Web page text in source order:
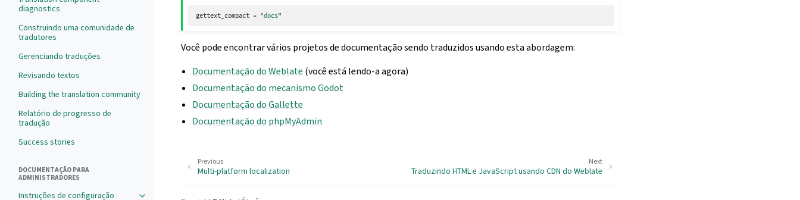
diagnostics
Construindo uma comunidade de
tradutores
Gerenciando traduções
Revisando textos
Building the translation community
Relatório de progresso de
tradução
Success stories
DOCUMENTAÇÃO PARA
ADMINISTRADORES
Instruções de configuração
gettext_compact = "docs"
Você pode encontrar vários projetos de documentação sendo traduzidos usando esta abordagem:
Documentação do Weblate (você está lendo-a agora)
Documentação do mecanismo Godot
Documentação do Gallette
Documentação do phpMyAdmin
Next
Traduzindo HTML e JavaScript usando CDN do Weblate
Previous
Multi-platform localization